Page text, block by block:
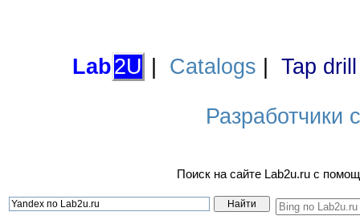
Lab2U Catalogs Tap
Разработчики
Поиск на сайте Lab2u.ru с